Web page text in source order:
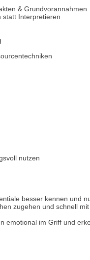
& Grundvorannahmen
statt Interpretieren
nutzen
besser kennen und
zugehen und schnell
emotional im Griff und